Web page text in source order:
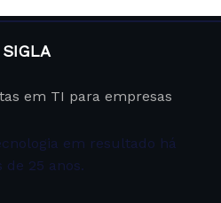
SIGLA
em TI para empresas
em resultado há
de 25 anos.